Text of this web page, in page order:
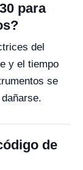
para
del
y el tiempo
se
de